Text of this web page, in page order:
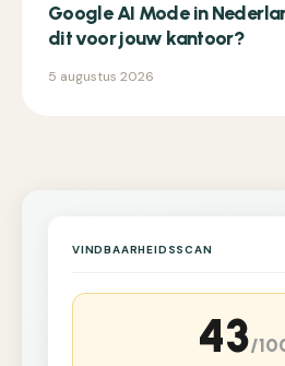
Google AI Mode in
dit voor jouw kantoor?
5 augustus 2026
VINDBAARHEIDSSCAN
43/